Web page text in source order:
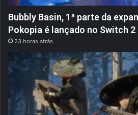
Bubbly Basin, 1ª parte da
Pokopia é lançado no Switch 2
23 horas atrás